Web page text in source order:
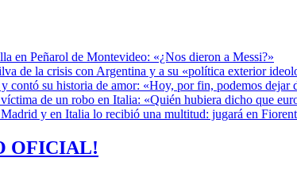
en Peñarol de Montevideo: «¿Nos dieron a Messi?»
de la crisis con Argentina y a su «política exterior
contó su historia de amor: «Hoy, por fin, podemos dejar
de un robo en Italia: «Quién hubiera dicho que
y en Italia lo recibió una multitud: jugará en
OFICIAL!